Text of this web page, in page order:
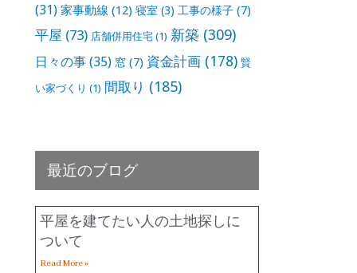
(31) 家事動線 (12) 寝室 (3) 工事の様子 (7)
平屋 (73) 店舗併用住宅(1) 新築 (309)
日々の事(35) 窓 (7) 資金計画 (178) 賢
い家づくり (1) 間取り (185)
最近のブログ
平屋を建てたい人の土地探しに
ついて
Read More »